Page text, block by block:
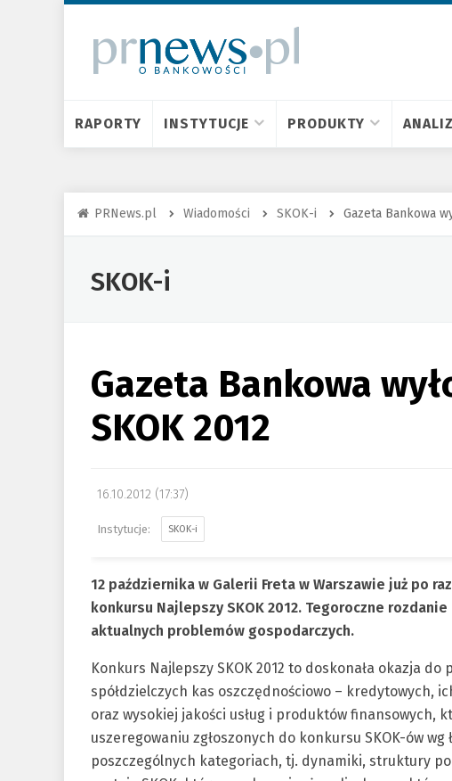
RAPORTY INSTYTUCJE PRODUKTY
PRNews.pl Wiadomości SKOK-i Gazeta Bankowa
SKOK-i
Gazeta Bankowa
SKOK 2012
16.10.2012 (17:37)
SKOK-i
12 października w Galerii Freta w Warszawie już po
konkursu Najlepszy SKOK 2012. Tegoroczne
aktualnych problemów gospodarczych.
Konkurs Najlepszy SKOK 2012 to doskonała okazja
spółdzielczych kas oszczędnościowo – kredytowych,
oraz wysokiej jakości usług i produktów finansowych,
uszeregowaniu zgłoszonych do konkursu SKOK-ów
poszczególnych kategoriach, tj. dynamiki, struktury